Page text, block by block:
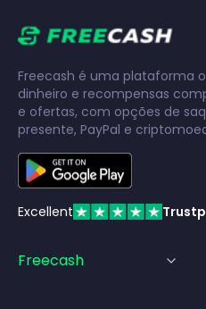
Freecash é uma plataforma
dinheiro e recompensas
e ofertas, com opções de
presente, PayPal e
Excellent
Freecash